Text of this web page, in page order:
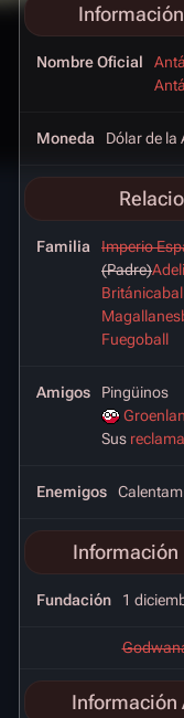
Nombre Oficial
Moneda Dólar de la
Familia
Imperio
(Padre)
Fuegoball
Amigos
Pingüinos
Sus reclam
Enemigos
Fundación 1
Información